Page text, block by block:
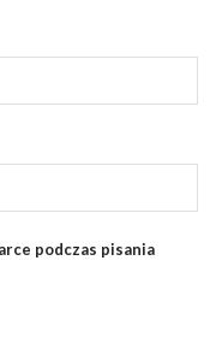
podczas pisania